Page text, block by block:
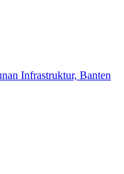
Infrastruktur, Banten